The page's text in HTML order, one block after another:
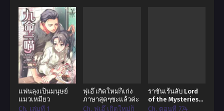
เมื่อเปิดใช้ความสามารถมองทะลุ จางหยูก็สามารถมองเห็นคุณสมบัติของคนอื่น
ได้ ไม่ว่าจะเป็นเพศ อายุ พรสวรรค์ หรือแม้แต่การบ่มเพาะ
ด้วยความสามารถนี้ จางหยูจึงมองเห็นข้อผิดพลาดในทักษะและเคล็ดวิชาต่างๆ
ทำให้เขาสามารถแก้ไขทักษะและเคล็ดวิชาเหล่านั้นให้สมบูรณ์แบบได้
ด้วยความสามารถมองทะลุ จางหยูจึงมองเห็นข้อบกพร่องของทักษะและเคล็ดวิชา
ที่ศัตรูฝึกฝน รวมไปถึงจุดอ่อนของศัตรู
แฟนลุงเป็นมนุษย์
แมวเหมียว
Ch. เล่มที่ 1
ฟุเอ๊ เกิดใหม่ก็เก่ง
ภาษาสุดๆซะแล้วค่ะ
Ch. ฟุเอ๊ เกิดใหม่ก็
ราชันเร้นลับ Lord
of the Mysteries
ราชันย์เร้นลับ
Ch. ตอนที่ 774